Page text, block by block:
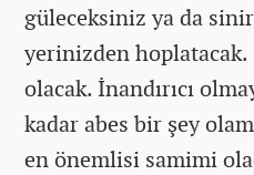
güleceksiniz ya da
yerinizden hoplatacak.
olacak. İnandırıcı
kadar abes bir şey
en önemlisi samimi